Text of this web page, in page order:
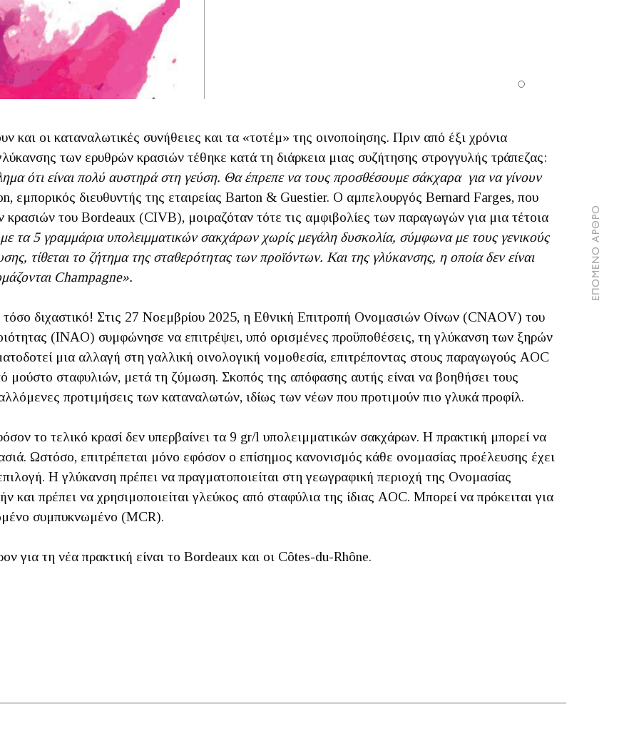
ΕΠΟΜΕΝΟ ΑΡΘΡΟ
και οι καταναλωτικές συνήθειες και τα «τοτέμ» της οινοποίησης. Πριν από έξι χρόνια
των ερυθρών κρασιών τέθηκε κατά τη διάρκεια μιας συζήτησης στρογγυλής τράπεζας:
ότι είναι πολύ αυστηρά στη γεύση. Θα έπρεπε να τους προσθέσουμε σάκχαρα για να γίνουν
εμπορικός διευθυντής της εταιρείας Barton & Guestier. Ο αμπελουργός Bernard Farges, που
κρασιών του Bordeaux (CIVB), μοιραζόταν τότε τις αμφιβολίες των παραγωγών για μια τέτοια
τα 5 γραμμάρια υπολειμματικών σακχάρων χωρίς μεγάλη δυσκολία, σύμφωνα με τους γενικούς
τίθεται το ζήτημα της σταθερότητας των προϊόντων. Και της γλύκανσης, η οποία δεν είναι
Champagne».
τόσο διχαστικό! Στις 27 Νοεμβρίου 2025, η Εθνική Επιτροπή Ονομασιών Οίνων (CNAOV) του
(INAO) συμφώνησε να επιτρέψει, υπό ορισμένες προϋποθέσεις, τη γλύκανση των ξηρών
μια αλλαγή στη γαλλική οινολογική νομοθεσία, επιτρέποντας στους παραγωγούς AOC
μούστο σταφυλιών, μετά τη ζύμωση. Σκοπός της απόφασης αυτής είναι να βοηθήσει τους
προτιμήσεις των καταναλωτών, ιδίως των νέων που προτιμούν πιο γλυκά προφίλ.
το τελικό κρασί δεν υπερβαίνει τα 9 gr/l υπολειμματικών σακχάρων. Η πρακτική μπορεί να
Ωστόσο, επιτρέπεται μόνο εφόσον ο επίσημος κανονισμός κάθε ονομασίας προέλευσης έχει
Η γλύκανση πρέπει να πραγματοποιείται στη γεωγραφική περιοχή της Ονομασίας
και πρέπει να χρησιμοποιείται γλεύκος από σταφύλια της ίδιας AOC. Μπορεί να πρόκειται για
συμπυκνωμένο (MCR).
για τη νέα πρακτική είναι το Bordeaux και οι Côtes-du-Rhône.